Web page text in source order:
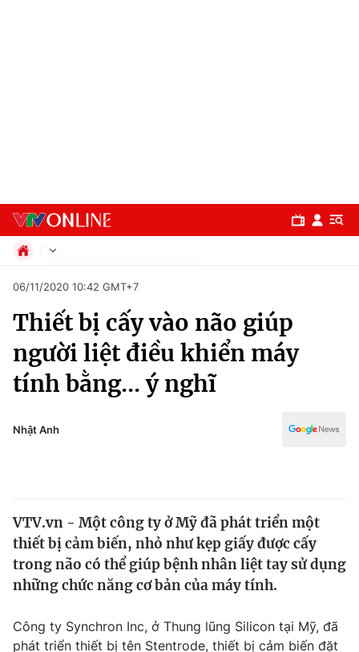
Chuyên mục
Chính trị
Thế giới
Tin tức
Câu chuyện quốc tế
Kinh tế
Tài chính
Dữ liệu và đời sống
Xã hội
Pháp luật
Kinh tế
Thể thao
Truyền hình
Văn hóa - Giải trí
06/11/2020 10:42 GMT+7
Thiết bị cấy vào não giúp
người liệt điều khiển máy
tính bằng... ý nghĩ
Nhật Anh
VTV.vn - Một công ty ở Mỹ đã phát triển một
thiết bị cảm biến, nhỏ như kẹp giấy được cấy
trong não có thể giúp bệnh nhân liệt tay sử dụng
những chức năng cơ bản của máy tính.
Công ty Synchron Inc, ở Thung lũng Silicon tại Mỹ, đã
phát triển thiết bị tên Stentrode, thiết bị cảm biến đặt